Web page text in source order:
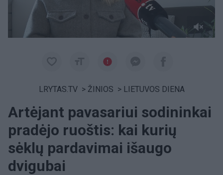
LRYTAS.TV > ŽINIOS > LIETUVOS DIENA
Artėjant pavasariui sodininkai
pradėjo ruoštis: kai kurių
sėklų pardavimai išaugo
dvigubai